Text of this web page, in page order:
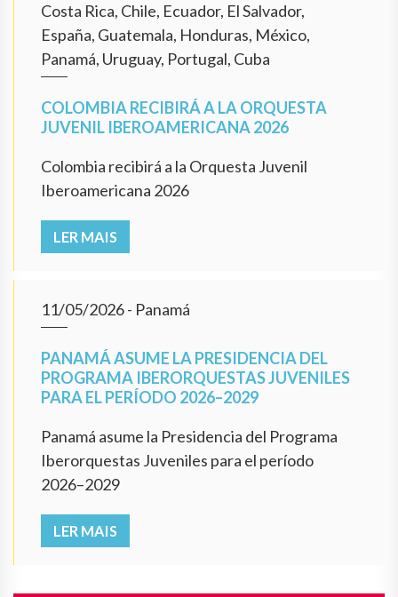
Costa Rica, Chile, Ecuador, El Salvador,
España, Guatemala, Honduras, México,
Panamá, Uruguay, Portugal, Cuba
COLOMBIA RECIBIRÁ A LA ORQUESTA
JUVENIL IBEROAMERICANA 2026
Colombia recibirá a la Orquesta Juvenil
Iberoamericana 2026
LER MAIS
11/05/2026- Panamá
PANAMÁ ASUME LA PRESIDENCIA DEL
PROGRAMA IBERORQUESTAS JUVENILES
PARA EL PERÍODO 2026–2029
Panamá asume la Presidencia del Programa
Iberorquestas Juveniles para el período
2026–2029
LER MAIS